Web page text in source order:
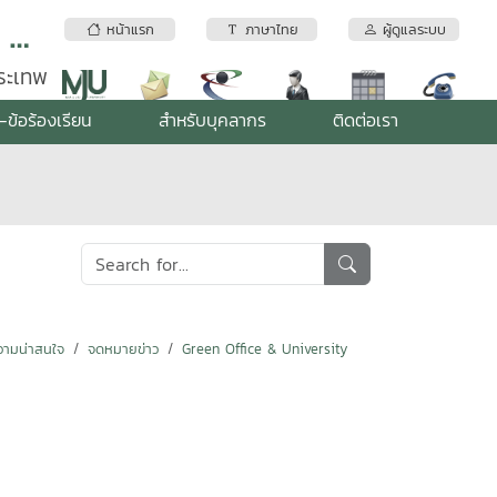
หน้าแรก ภาษาไทย ผู้ดูแลระบบ
สถาบันบริการตรวจสอบคุณภาพและมาตรฐานผลิตภัณฑ์ มหาวิทยาลัยแม่โจ้
เทพ
ข้อร้องเรียน สำหรับบุคลากร ติดต่อเรา
มน่าสนใจ จดหมายข่าว Green Office & University